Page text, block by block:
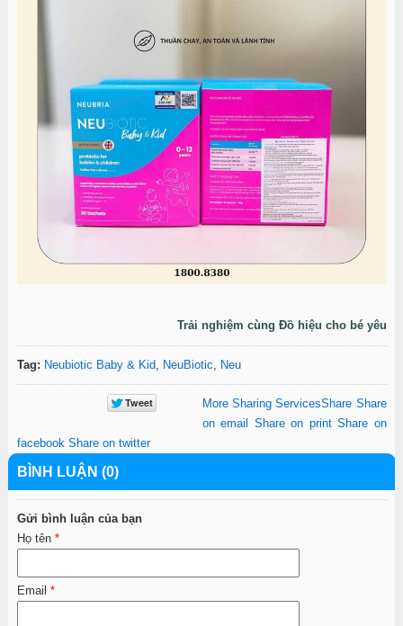
Trải nghiệm cùng Đồ hiệu cho bé yêu
Tag: Neubiotic Baby & Kid, NeuBiotic, Neu
More Sharing ServicesShare Share
on email
Share on print Share on
facebook Share on twitter
BÌNH LUẬN (0)
Gửi bình luận của bạn
Họ tên *
Email *